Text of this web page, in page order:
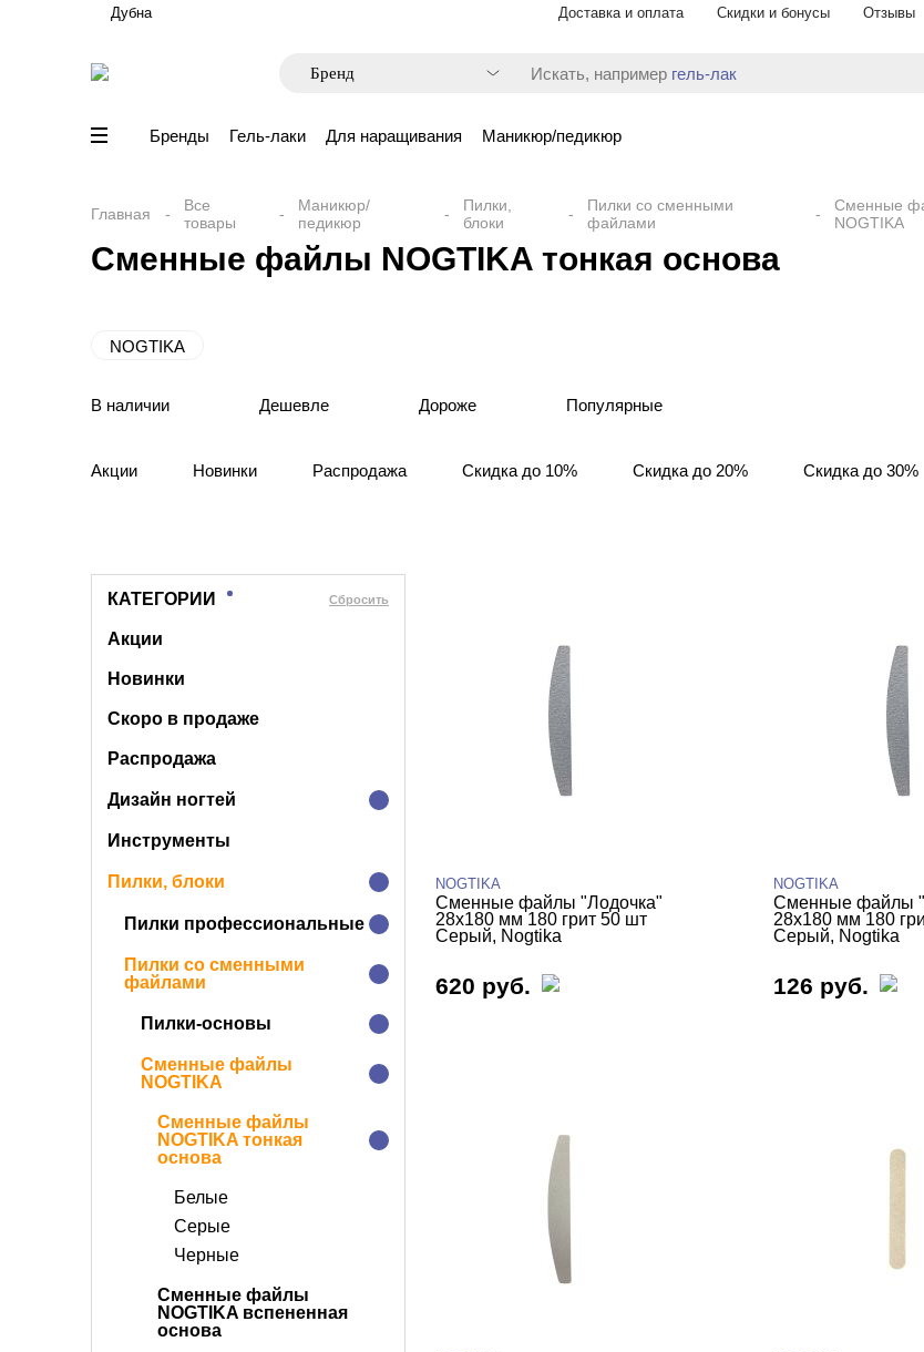
Дубна Доставка и оплата Скидки и бонусы Отзывы
Искать, например гель-лак
Бренды Гель-лаки Для наращивания Маникюр/педикюр
Главная
Все
товары
Маникюр/
педикюр
Пилки,
блоки
Пилки со сменными
файлами
Сменные
NOGTIKA
Сменные файлы NOGTIKA тонкая основа
NOGTIKA
В наличии Дешевле Дороже Популярные
Акции Новинки Распродажа Скидка до 10% Скидка до 20% Скидка до 30%
КАТЕГОРИИ Cбросить
Акции
Новинки
Скоро в продаже
Распродажа
Дизайн ногтей
Инструменты
Пилки, блоки
Пилки профессиональные
Пилки со сменными
файлами
Пилки-основы
Сменные файлы
NOGTIKA
Сменные файлы
NOGTIKA тонкая
основа
Белые
Серые
Черные
Сменные файлы
NOGTIKA вспененная
основа
NOGTIKA
Сменные файлы "Лодочка"
28х180 мм 180 грит 50 шт
Серый, Nogtika
620 руб.
NOGTIKA
Сменные файлы
28х180 мм 180
Серый, Nogtika
126 руб.